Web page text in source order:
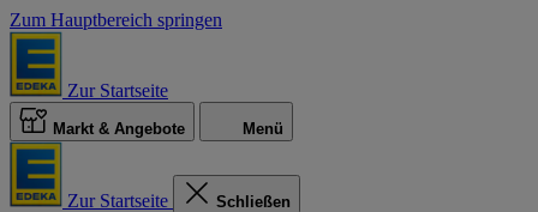
Zum Hauptbereich springen
Zur Startseite
Markt & Angebote Menü
Zur Startseite Schließen